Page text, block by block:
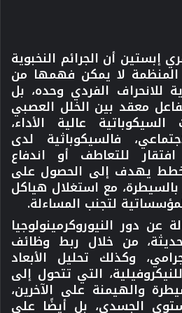
إبستين أن الجرائم النخبوية
المنظمة لا يمكن فهمها من
للانحراف الفردي وحده، بل
معقد بين الخلل العصبي
عالية الأداء،
فالسيكوباثية لدى
للتعاطف أو اندفاع
يهدف إلى الحصول على
مع استغلال هياكل
لتجنب المساءلة.
دور النيوروكرمينولوجيا
من خلال ربط وظائف
وكذلك تحليل الأبعاد
التي تتحول إلى
والهيمنة على الآخرين،
الجسدي، بل أيضًا على